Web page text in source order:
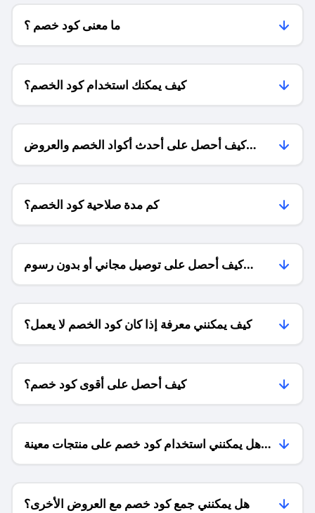
ما معنى كود خصم ؟
كيف يمكنك استخدام كود الخصم؟
كيف أحصل على أحدث أكواد الخصم والعروض
للمتاجر؟
كم مدة صلاحية كود الخصم؟
كيف أحصل على توصيل مجاني أو بدون رسوم
الشحن ؟
كيف يمكنني معرفة إذا كان كود الخصم لا يعمل؟
كيف أحصل على أقوى كود خصم؟
هل يمكنني استخدام كود خصم على منتجات معينة
فقط؟
هل يمكنني جمع كود خصم مع العروض الأخرى؟